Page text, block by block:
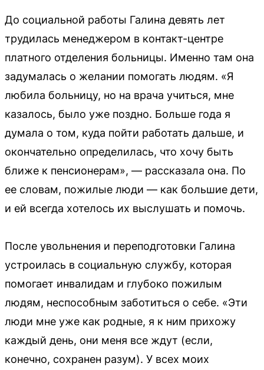
До социальной работы Галина девять лет
трудилась менеджером в контакт-центре
платного отделения больницы. Именно там она
задумалась о желании помогать людям. «Я
любила больницу, но на врача учиться, мне
казалось, было уже поздно. Больше года я
думала о том, куда пойти работать дальше, и
окончательно определилась, что хочу быть
ближе к пенсионерам», — рассказала она. По
ее словам, пожилые люди — как большие дети,
и ей всегда хотелось их выслушать и помочь.
После увольнения и переподготовки Галина
устроилась в социальную службу, которая
помогает инвалидам и глубоко пожилым
людям, неспособным заботиться о себе. «Эти
люди мне уже как родные, я к ним прихожу
каждый день, они меня все ждут (если,
конечно, сохранен разум). У всех моих